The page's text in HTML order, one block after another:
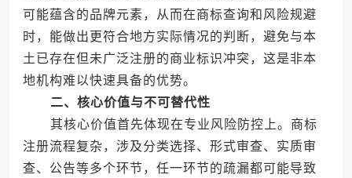
可能蕴含的品牌元素，从而在商标查询和风险规避
时，能做出更符合地方实际情况的判断，避免与本
土已存在但未广泛注册的商业标识冲突，这是非本
地机构难以快速具备的优势。
二、核心价值与不可替代性
其核心价值首先体现在专业风险防控上。商标
注册流程复杂，涉及分类选择、形式审查、实质审
查、公告等多个环节，任一环节的疏漏都可能导致